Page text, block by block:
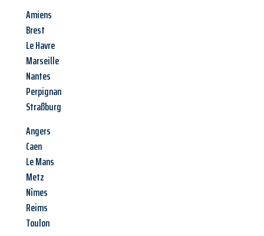
Amiens
Brest
Le Havre
Marseille
Nantes
Perpignan
Straßburg
Angers
Caen
Le Mans
Metz
Nîmes
Reims
Toulon